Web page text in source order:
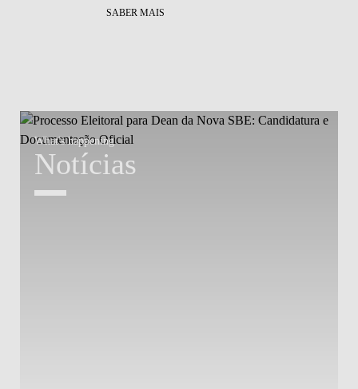
SABER MAIS
What's happening
Notícias